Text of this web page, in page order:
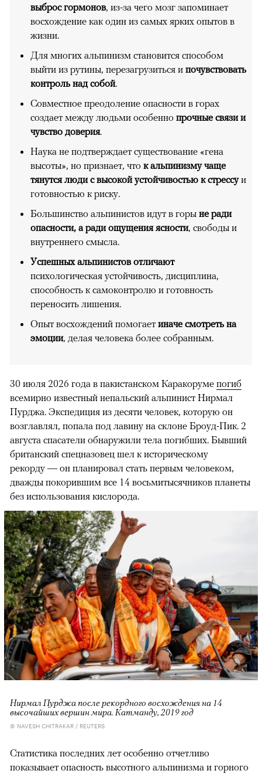
выброс гормонов, из-за чего мозг запоминает
восхождение как один из самых ярких опытов в
жизни.
Для многих альпинизм становится способом
выйти из рутины, перезагрузиться и почувствовать
контроль над собой.
Совместное преодоление опасности в горах
создает между людьми особенно прочные связи и
чувство доверия.
Наука не подтверждает существование «гена
высоты», но признает, что к альпинизму чаще
тянутся люди с высокой устойчивостью к стрессуи
готовностью к риску.
Большинство альпинистов идут в горы не ради
опасности, а ради ощущения ясности, свободы и
внутреннего смысла.
Успешных альпинистов отличают
психологическая устойчивость, дисциплина,
способность к самоконтролю и готовность
переносить лишения.
Опыт восхождений помогает иначе смотреть на
эмоции, делая человека более собранным.
30 июля 2026 года в пакистанском Каракоруме погиб
всемирно известный непальский альпинист Нирмал
Пурджа. Экспедиция из десяти человек, которую он
возглавлял, попала под лавину на склоне Броуд-Пик. 2
августа спасатели обнаружили тела погибших. Бывший
британский спецназовец шел к историческому
рекорду — он планировал стать первым человеком,
дважды покорившим все 14 восьмитысячников планеты
без использования кислорода.
Нирмал Пурджа после рекордного восхождения на 14
высочайших вершин мира. Катманду, 2019 год
© NAVESH CHITRAKAR / REUTERS
Статистика последних лет особенно отчетливо
показывает опасность высотного альпинизма и горного